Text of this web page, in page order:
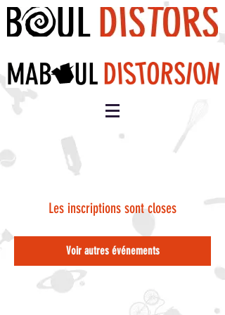
Les inscriptions sont closes
Voir autres événements